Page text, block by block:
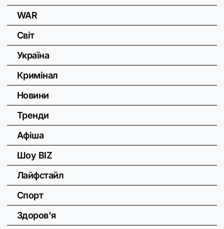
WAR
Світ
Україна
Кримінал
Новини
Тренди
Афіша
Шоу BIZ
Лайфстайл
Спорт
Здоров'я